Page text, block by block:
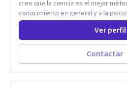
creo que la ciencia es el mejor
conocimiento en general y a la
interesan los procesos de cambio
persona pueda alcanzar sus
aceptando y modificando sus
emocionales. Abordo patologías
de ansiedad y del ánimo, y
Ver perfil
Contactar